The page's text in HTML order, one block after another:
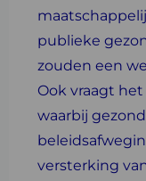
publieke
zouden een
Ook vraagt
waarbij
versterking